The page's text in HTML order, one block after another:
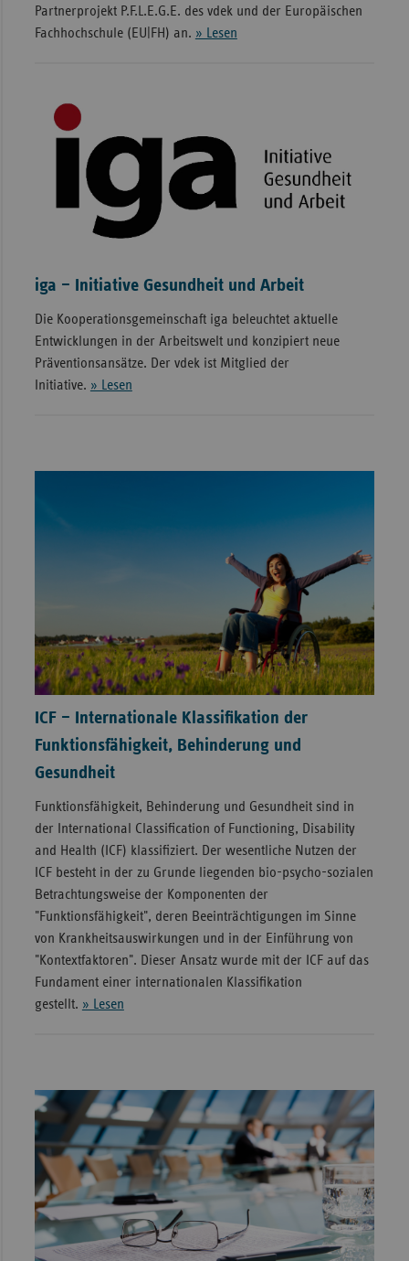
Partnerprojekt P.F.L.E.G.E. des vdek und der Europäischen
Fachhochschule (EU|FH) an. » Lesen
iga – Initiative Gesundheit und Arbeit
Die Kooperationsgemeinschaft iga beleuchtet aktuelle
Entwicklungen in der Arbeitswelt und konzipiert neue
Präventionsansätze. Der vdek ist Mitglied der
Initiative. » Lesen
ICF – Internationale Klassifikation der
Funktionsfähigkeit, Behinderung und
Gesundheit
Funktionsfähigkeit, Behinderung und Gesundheit sind in
der International Classification of Functioning, Disability
and Health (ICF) klassifiziert. Der wesentliche Nutzen der
ICF besteht in der zu Grunde liegenden bio-psycho-sozialen
Betrachtungsweise der Komponenten der
"Funktionsfähigkeit", deren Beeinträchtigungen im Sinne
von Krankheitsauswirkungen und in der Einführung von
"Kontextfaktoren". Dieser Ansatz wurde mit der ICF auf das
Fundament einer internationalen Klassifikation
gestellt. » Lesen